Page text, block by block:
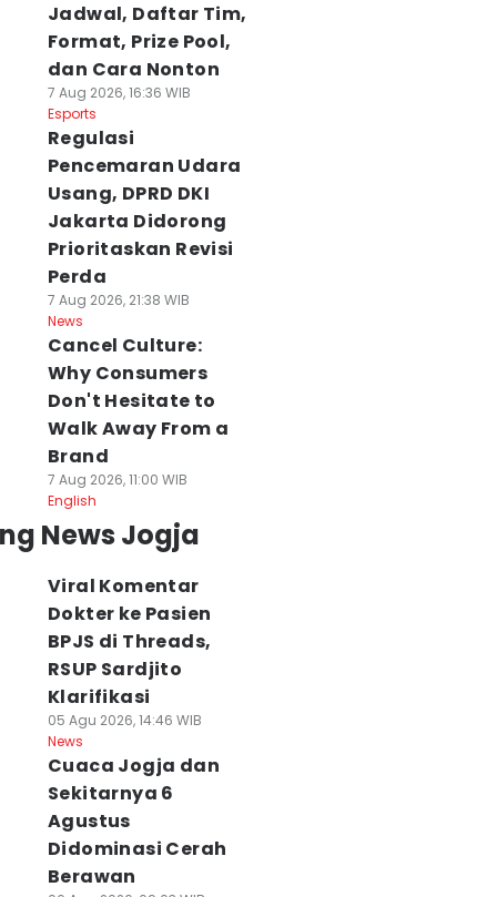
Jadwal, Daftar Tim,
Format, Prize Pool,
dan Cara Nonton
7 Aug 2026, 16:36 WIB
Esports
Regulasi
Pencemaran Udara
Usang, DPRD DKI
Jakarta Didorong
Prioritaskan Revisi
Perda
7 Aug 2026, 21:38 WIB
News
Cancel Culture:
Why Consumers
Don't Hesitate to
Walk Away From a
Brand
7 Aug 2026, 11:00 WIB
English
News Jogja
Viral Komentar
Dokter ke Pasien
BPJS di Threads,
RSUP Sardjito
Klarifikasi
05 Agu 2026, 14:46 WIB
News
Cuaca Jogja dan
Sekitarnya 6
Agustus
Didominasi Cerah
Berawan